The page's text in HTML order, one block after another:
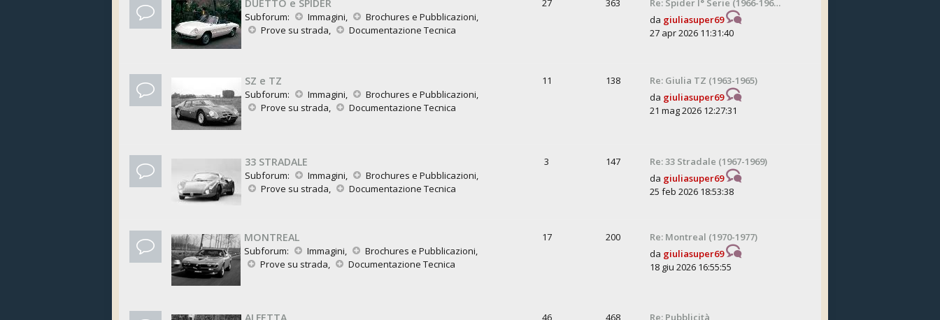
DUETTO e SPIDER
Subforum: Immagini, Brochures e Pubblicazioni,
Prove su strada, Documentazione Tecnica
27 363
Re: Spider I° Serie (1966-196…
da giuliasuper69
27 apr 2026 11:31:40
SZ e TZ
Subforum: Immagini, Brochures e Pubblicazioni,
Prove su strada, Documentazione Tecnica
11 138
Re: Giulia TZ (1963-1965)
da giuliasuper69
21 mag 2026 12:27:31
33 STRADALE
Subforum: Immagini, Brochures e Pubblicazioni,
Prove su strada, Documentazione Tecnica
3 147
Re: 33 Stradale (1967-1969)
da giuliasuper69
25 feb 2026 18:53:38
MONTREAL
Subforum: Immagini, Brochures e Pubblicazioni,
Prove su strada, Documentazione Tecnica
17 200
Re: Montreal (1970-1977)
da giuliasuper69
18 giu 2026 16:55:55
46 468
Re: Pubblicità